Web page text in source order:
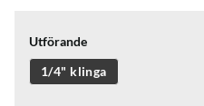
Utförande
1/4" klinga